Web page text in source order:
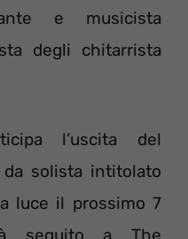
e musicista
degli chitarrista
l’uscita del
solista intitolato
luce il prossimo 7
seguito a The